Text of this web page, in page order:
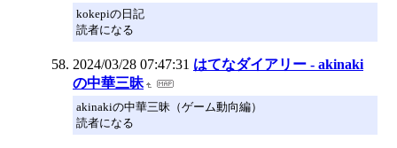
kokepiの日記
読者になる
2024/03/28 07:47:31 はてなダイアリー - akinaki
の中華三昧
akinakiの中華三昧（ゲーム動向編）
読者になる